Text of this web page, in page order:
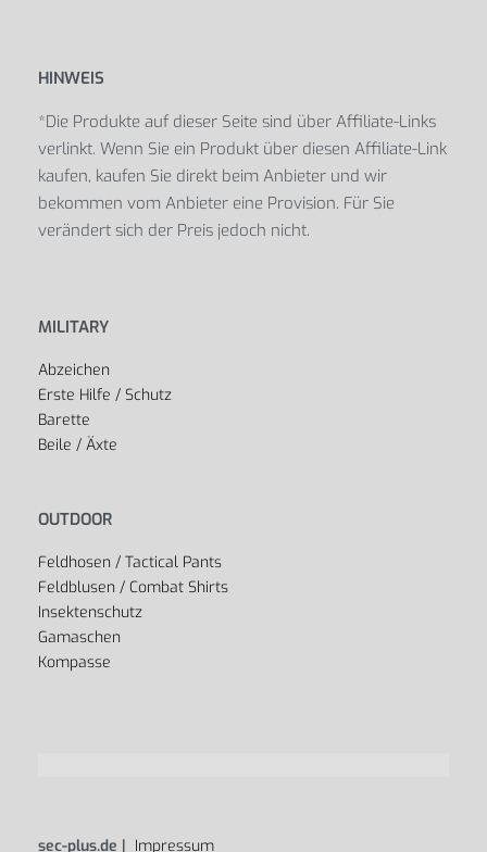
HINWEIS
*Die Produkte auf dieser Seite sind über Affiliate-Links
verlinkt. Wenn Sie ein Produkt über diesen Affiliate-Link
kaufen, kaufen Sie direkt beim Anbieter und wir
bekommen vom Anbieter eine Provision. Für Sie
verändert sich der Preis jedoch nicht.
MILITARY
Abzeichen
Erste Hilfe / Schutz
Barette
Beile / Äxte
OUTDOOR
Feldhosen / Tactical Pants
Feldblusen / Combat Shirts
Insektenschutz
Gamaschen
Kompasse
sec-plus.de | Impressum